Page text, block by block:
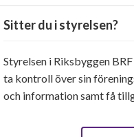
Sitter du i styrelsen?
Styrelsen i Riksbyggen
ta kontroll över sin
och information samt få